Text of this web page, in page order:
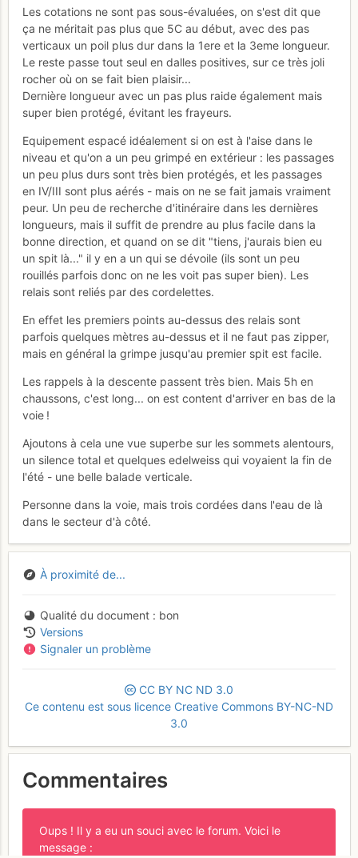
Les cotations ne sont pas sous-évaluées, on s'est dit que
ça ne méritait pas plus que 5C au début, avec des pas
verticaux un poil plus dur dans la 1ere et la 3eme longueur.
Le reste passe tout seul en dalles positives, sur ce très joli
rocher où on se fait bien plaisir...
Dernière longueur avec un pas plus raide également mais
super bien protégé, évitant les frayeurs.
Equipement espacé idéalement si on est à l'aise dans le
niveau et qu'on a un peu grimpé en extérieur : les passages
un peu plus durs sont très bien protégés, et les passages
en IV/III sont plus aérés - mais on ne se fait jamais vraiment
peur. Un peu de recherche d'itinéraire dans les dernières
longueurs, mais il suffit de prendre au plus facile dans la
bonne direction, et quand on se dit "tiens, j'aurais bien eu
un spit là..." il y en a un qui se dévoile (ils sont un peu
rouillés parfois donc on ne les voit pas super bien). Les
relais sont reliés par des cordelettes.
En effet les premiers points au-dessus des relais sont
parfois quelques mètres au-dessus et il ne faut pas zipper,
mais en général la grimpe jusqu'au premier spit est facile.
Les rappels à la descente passent très bien. Mais 5h en
chaussons, c'est long... on est content d'arriver en bas de la
voie !
Ajoutons à cela une vue superbe sur les sommets alentours,
un silence total et quelques edelweiss qui voyaient la fin de
l'été - une belle balade verticale.
Personne dans la voie, mais trois cordées dans l'eau de là
dans le secteur d'à côté.
À proximité de...
Qualité du document
bon
Versions
Signaler un problème
CC BY NC ND 3.0
Ce contenu est sous licence Creative Commons BY-NC-ND
3.0
Commentaires
Oups ! Il y a eu un souci avec le forum. Voici le
message :